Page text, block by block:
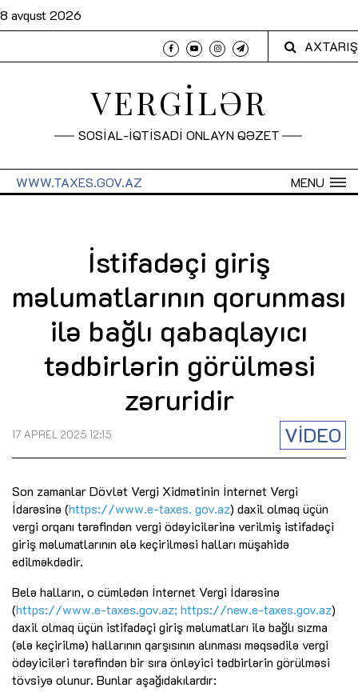
8 avqust 2026
AXTARIŞ
VERGİLƏR
SOSİAL-İQTİSADİ ONLAYN QƏZET
MENU
WWW.TAXES.GOV.AZ
İstifadəçi giriş
məlumatlarının qorunması
ilə bağlı qabaqlayıcı
tədbirlərin görülməsi
zəruridir
VİDEO
17 APREL 2025 12:15
Son zamanlar Dövlət Vergi Xidmətinin İnternet Vergi
İdarəsinə (https://www.e-taxes. gov.az) daxil olmaq üçün
vergi orqanı tərəfindən vergi ödəyicilərinə verilmiş istifadəçi
giriş məlumatlarının ələ keçirilməsi halları müşahidə
edilməkdədir.
Belə halların, o cümlədən İnternet Vergi İdarəsinə
(https://www.e-taxes.gov.az; https://new.e-taxes.gov.az)
daxil olmaq üçün istifadəçi giriş məlumatları ilə bağlı sızma
(ələ keçirilmə) hallarının qarşısının alınması məqsədilə vergi
ödəyiciləri tərəfindən bir sıra önləyici tədbirlərin görülməsi
tövsiyə olunur. Bunlar aşağıdakılardır: